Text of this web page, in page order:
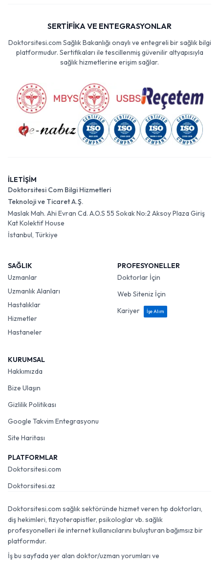
SERTİFİKA VE ENTEGRASYONLAR
Doktorsitesi.com Sağlık Bakanlığı onaylı ve entegreli bir sağlık bilgi
platformudur. Sertifikaları ile tescillenmiş güvenilir altyapısıyla
sağlık hizmetlerine erişim sağlar.
İLETİŞİM
Doktorsitesi Com Bilgi Hizmetleri
Teknoloji ve Ticaret A.Ş.
Maslak Mah. Ahi Evran Cd. A.O.S 55 Sokak No:2 Aksoy Plaza Giriş
Kat Kolektif House
İstanbul, Türkiye
SAĞLIK
Uzmanlar
Uzmanlık Alanları
Hastalıklar
Hizmetler
Hastaneler
PROFESYONELLER
Doktorlar İçin
Web Siteniz İçin
Kariyer
İşe Alım
KURUMSAL
Hakkımızda
Bize Ulaşın
Gizlilik Politikası
Google Takvim Entegrasyonu
Site Haritası
PLATFORMLAR
Doktorsitesi.com
Doktorsitesi.az
Doktorsitesi.com sağlık sektöründe hizmet veren tıp doktorları,
diş hekimleri, fizyoterapistler, psikologlar vb. sağlık
profesyonelleri ile internet kullanıcılarını buluşturan bağımsız bir
platformdur.
İş bu sayfada yer alan doktor/uzman yorumları ve